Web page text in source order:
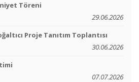
Töreni
29.06.2026
Proje Tanıtım Toplantısı
30.06.2026
07.07.2026